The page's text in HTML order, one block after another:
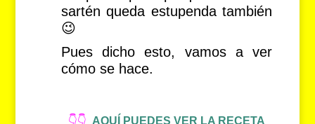
sartén queda estupenda también
😉
Pues dicho esto, vamos a ver
cómo se hace.
👇👇 AQUÍ PUEDES VER LA RECETA